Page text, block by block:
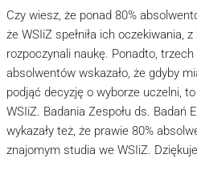
Czy wiesz, że ponad 80%
że WSIiZ spełniła ich oczekiwania,
rozpoczynali naukę. Ponadto,
absolwentów wskazało, że gdyby
podjąć decyzję o wyborze uczelni,
WSIiZ. Badania Zespołu ds. Badań
wykazały też, że prawie 80%
znajomym studia we WSIiZ.